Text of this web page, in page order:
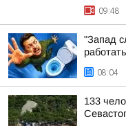
09:48
"Запад
08:04
133